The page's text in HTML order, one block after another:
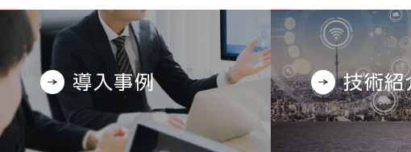
導入事例 技術紹